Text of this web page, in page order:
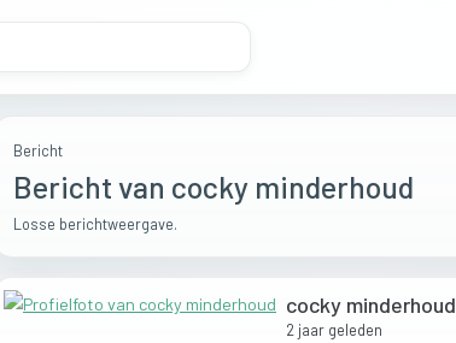
Bericht
Bericht van cocky minderhoud
Losse berichtweergave.
cocky minderhoud
2 jaar geleden